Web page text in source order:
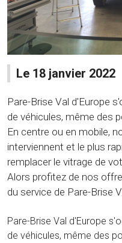
Le 18 janvier 2022
Pare-Brise Val d'Europe
de véhicules, même des
En centre ou en mobile,
interviennent et le plus
remplacer le vitrage de
Alors profitez de nos
du service de Pare-Brise
Pare-Brise Val d'Europe
de véhicules, même des